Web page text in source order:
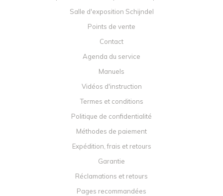
Salle d'exposition Schijndel
Points de vente
Contact
Agenda du service
Manuels
Vidéos d'instruction
Termes et conditions
Politique de confidentialité
Méthodes de paiement
Expédition, frais et retours
Garantie
Réclamations et retours
Pages recommandées